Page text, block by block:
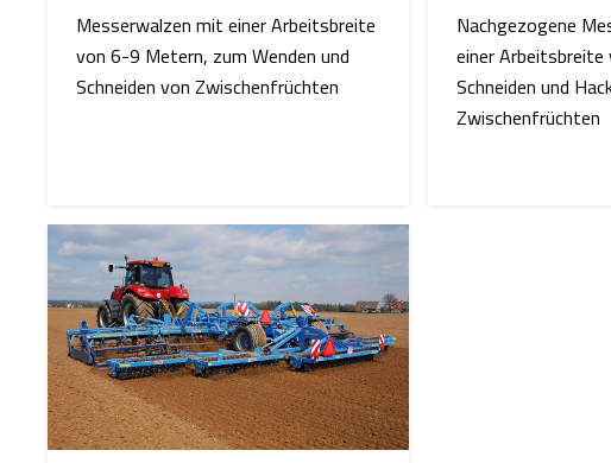
Messerwalzen mit einer Arbeitsbreite
von 6-9 Metern, zum Wenden und
Schneiden von Zwischenfrüchten
Nachgezogene
einer
Schneiden und
Zwischenfrüchten